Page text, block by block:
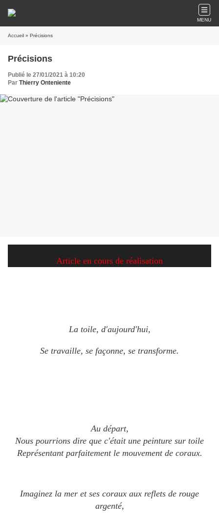
MENU
Accueil » Précisions
Précisions
Publié le 27/01/2021 à 10:20
Par Thierry Onteniente
Article en cours de réalisation
La toile, d'aujourd'hui,
Se travaille, se façonne, se transforme.
Au départ,
Nous pourrions dire que c'était une peinture sur toile
Représentant parfaitement le mouvement de coraux.
Imaginez la mer et ses coraux aux reflets de rouge
argenté,